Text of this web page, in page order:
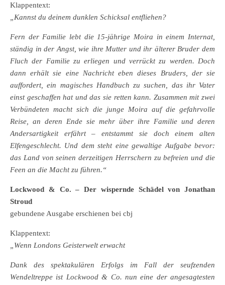
Klappentext:
„Kannst du deinem dunklen Schicksal entfliehen?
Fern der Familie lebt die 15-jährige Moira in einem Internat,
ständig in der Angst, wie ihre Mutter und ihr älterer Bruder dem
Fluch der Familie zu erliegen und verrückt zu werden. Doch
dann erhält sie eine Nachricht eben dieses Bruders, der sie
auffordert, ein magisches Handbuch zu suchen, das ihr Vater
einst geschaffen hat und das sie retten kann. Zusammen mit zwei
Verbündeten macht sich die junge Moira auf die gefahrvolle
Reise, an deren Ende sie mehr über ihre Familie und deren
Andersartigkeit erfährt – entstammt sie doch einem alten
Elfengeschlecht. Und dem steht eine gewaltige Aufgabe bevor:
das Land von seinen derzeitigen Herrschern zu befreien und die
Feen an die Macht zu führen.“
Lockwood & Co. – Der wispernde Schädel von Jonathan
Stroud
gebundene Ausgabe erschienen bei cbj
Klappentext:
„Wenn Londons Geisterwelt erwacht
Dank des spektakulären Erfolgs im Fall der seufzenden
Wendeltreppe ist Lockwood & Co. nun eine der angesagtesten